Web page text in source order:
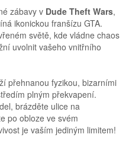
zábavy v Dude Theft Wars,
ikonickou franšízu GTA.
světě, kde vládne chaos
uvolnit vašeho vnitřního
přehnanou fyzikou, bizarními
plným překvapení.
brázděte ulice na
po obloze ve svém
je vaším jediným limitem!